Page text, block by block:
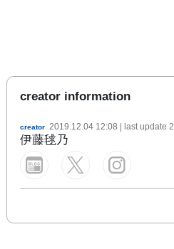
creator information
creator 2019.12.04 12:08 | last update
伊藤毬乃